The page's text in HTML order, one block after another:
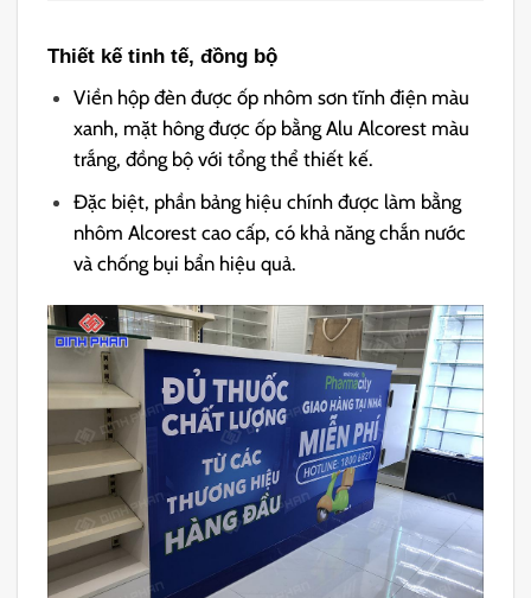
Thiết kế tinh tế, đồng bộ
Viền hộp đèn được ốp nhôm sơn tĩnh điện màu
xanh, mặt hông được ốp bằng Alu Alcorest màu
trắng, đồng bộ với tổng thể thiết kế.
Đặc biệt, phần bảng hiệu chính được làm bằng
nhôm Alcorest cao cấp, có khả năng chắn nước
và chống bụi bẩn hiệu quả.